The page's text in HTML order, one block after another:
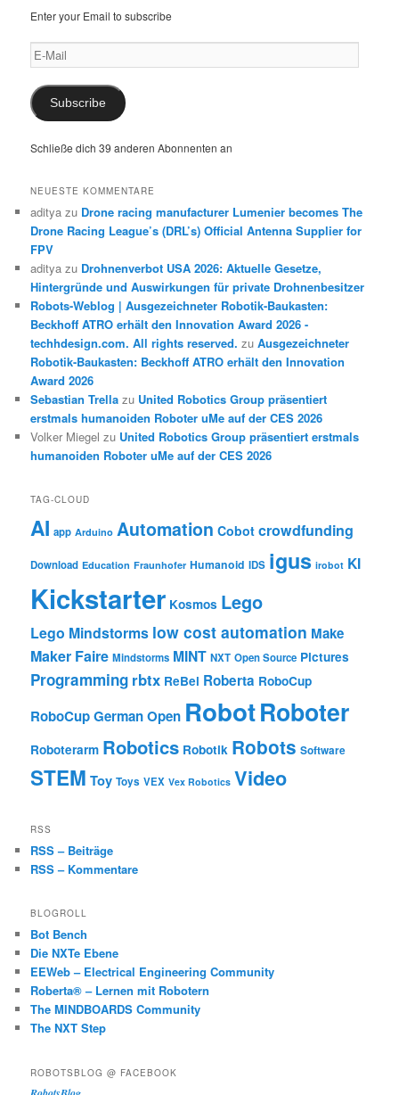
Enter your Email to subscribe
E-
Mail
Subscribe
Schließe dich 39 anderen Abonnenten an
NEUESTE KOMMENTARE
aditya zu Drone racing manufacturer Lumenier becomes The
Drone Racing League’s (DRL’s) Official Antenna Supplier for
FPV
aditya zu Drohnenverbot USA 2026: Aktuelle Gesetze,
Hintergründe und Auswirkungen für private Drohnenbesitzer
Robots-Weblog | Ausgezeichneter Robotik-Baukasten:
Beckhoff ATRO erhält den Innovation Award 2026 -
techhdesign.com. All rights reserved. zuAusgezeichneter
Robotik-Baukasten: Beckhoff ATRO erhält den Innovation
Award 2026
Sebastian Trella zu United Robotics Group präsentiert
erstmals humanoiden Roboter uMe auf der CES 2026
Volker Miegel zu United Robotics Group präsentiert erstmals
humanoiden Roboter uMe auf der CES 2026
TAG-CLOUD
AI app Arduino Automation Cobot crowdfunding
Download Education Fraunhofer Humanoid IDS igus irobot KI
Kickstarter Kosmos Lego
Lego Mindstorms low cost automation Make
Maker Faire Mindstorms MINT NXT Open Source Pictures
Programming rbtx ReBel Roberta RoboCup
RoboCup German Open RobotRoboter
Roboterarm Robotics Robotik Robots Software
STEM Toy Toys VEX Vex Robotics Video
RSS
RSS – Beiträge
RSS – Kommentare
BLOGROLL
Bot Bench
Die NXTe Ebene
EEWeb – Electrical Engineering Community
Roberta® – Lernen mit Robotern
The MINDBOARDS Community
The NXT Step
ROBOTSBLOG @ FACEBOOK